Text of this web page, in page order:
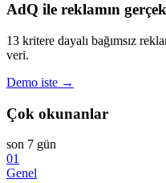
AdQ ile reklamın
13 kritere dayalı bağımsız
veri.
Demo iste →
Çok okunanlar
son 7 gün
01
Genel